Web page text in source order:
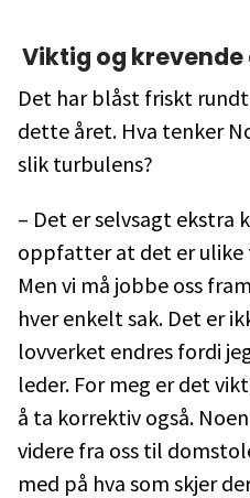
Viktig og krevende
Det har blåst friskt
dette året. Hva tenker
slik turbulens?
– Det er selvsagt ekstra
oppfatter at det er
Men vi må jobbe oss
hver enkelt sak. Det er
lovverket endres fordi
leder. For meg er det
å ta korrektiv også.
videre fra oss til
med på hva som skjer